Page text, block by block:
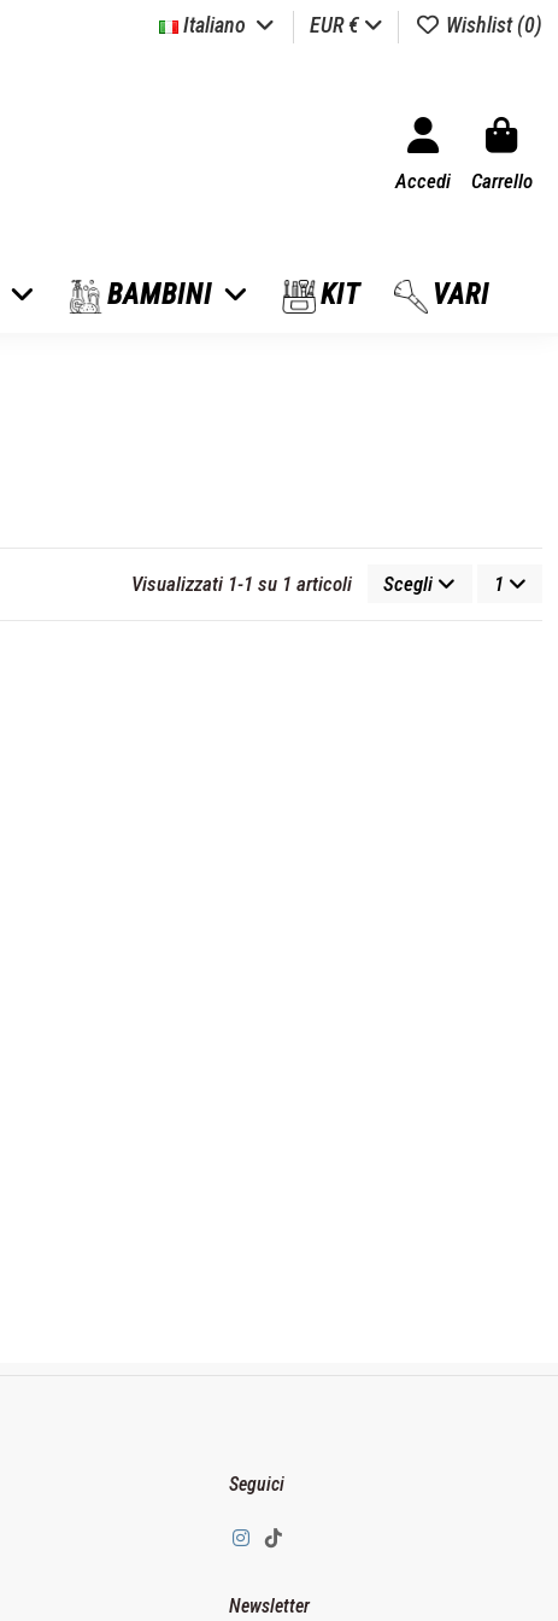
Italiano EUR € Wishlist (0)
Accedi Carrello
BAMBINI KIT VARI
Visualizzati 1-1 su 1 articoli Scegli 1
Seguici
Newsletter